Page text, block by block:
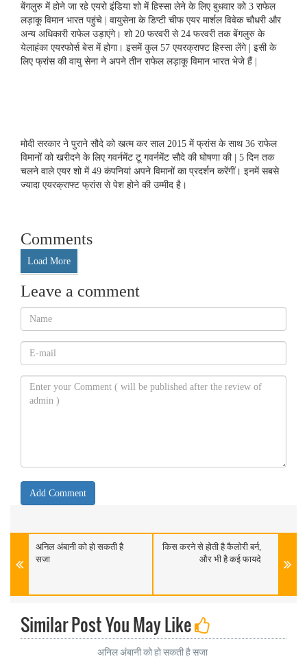
c
e
b
o
o
k
i
t
e
r
a
t
s
A
p
p
n
k
e
d
I
n
d
d
t
S
a
i
बेंगलुरु में होने जा रहे एयरो इंडिया शो में हिस्सा लेने के लिए बुधवार को 3 राफेल
लड़ाकू विमान भारत पहुंचे | वायुसेना के डिप्टी चीफ एयर मार्शल विवेक चौधरी और
अन्य अधिकारी राफेल उड़ाएंगे। शो 20 फरवरी से 24 फरवरी तक बेंगलुरु के
येलाहंका एयरफोर्स बेस में होगा। इसमें कुल 57 एयरक्राफ्ट हिस्‍सा लेंगे | इसी के
लिए फ्रांस की वायु सेना ने अपने तीन राफेल लड़ाकू विमान भारत भेजे हैं |
मोदी सरकार ने पुराने सौदे को खत्म कर साल 2015 में फ्रांस के साथ 36 राफेल
विमानों को खरीदने के लिए गवर्नमेंट टू गवर्नमेंट सौदे की घोषणा की | 5 दिन तक
चलने वाले एयर शो में 49 कंपनियां अपने विमानों का प्रदर्शन करेंगीं। इनमें सबसे
ज्यादा एयरक्राफ्ट फ्रांस से पेश होने की उम्मीद है।
Comments
Load More
Leave a comment
अनिल अंबानी को हो सकती है
सजा
किस करने से होती है कैलोरी बर्न,
और भी है कई फायदे
Similar Post You May Like
अनिल अंबानी को हो सकती है सजा